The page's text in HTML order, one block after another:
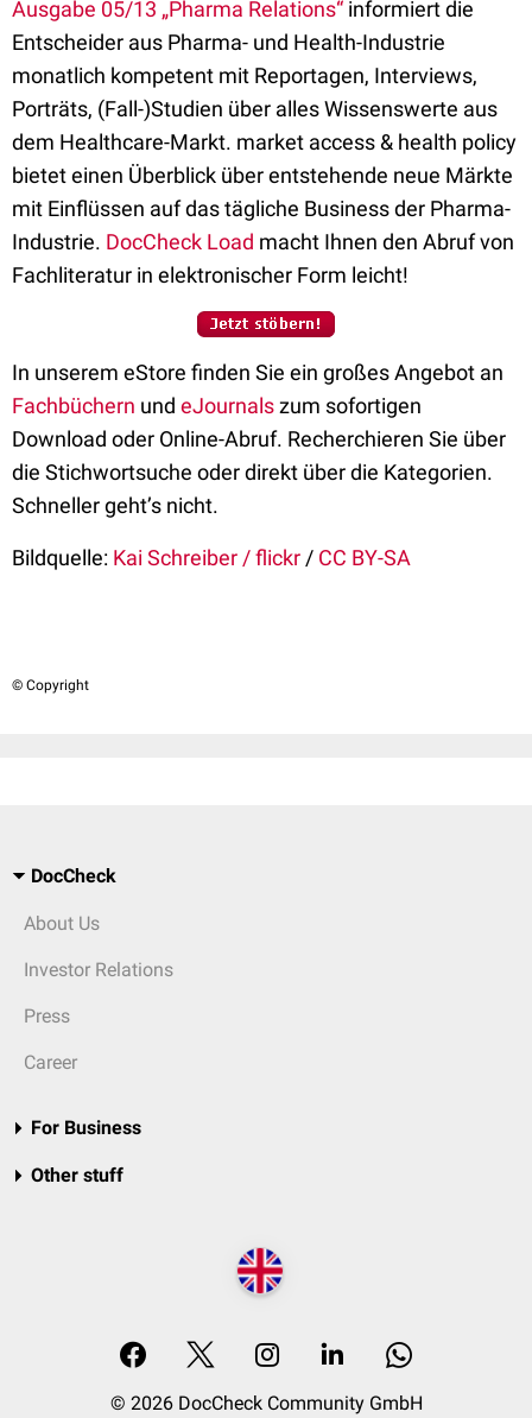
Ausgabe 05/13 „Pharma Relations“ informiert die
Entscheider aus Pharma- und Health-Industrie
monatlich kompetent mit Reportagen, Interviews,
Porträts, (Fall-)Studien über alles Wissenswerte aus
dem Healthcare-Markt. market access & health policy
bietet einen Überblick über entstehende neue Märkte
mit Einflüssen auf das tägliche Business der Pharma-
Industrie. DocCheck Load macht Ihnen den Abruf von
Fachliteratur in elektronischer Form leicht!
In unserem eStore finden Sie ein großes Angebot an
Fachbüchern und eJournalszum sofortigen
Download oder Online-Abruf. Recherchieren Sie über
die Stichwortsuche oder direkt über die Kategorien.
Schneller geht’s nicht.
Bildquelle: Kai Schreiber / flickr / CC BY-SA
© Copyright
DocCheck
About Us
Investor Relations
Press
Career
For Business
Other stuff
© 2026 DocCheck Community GmbH